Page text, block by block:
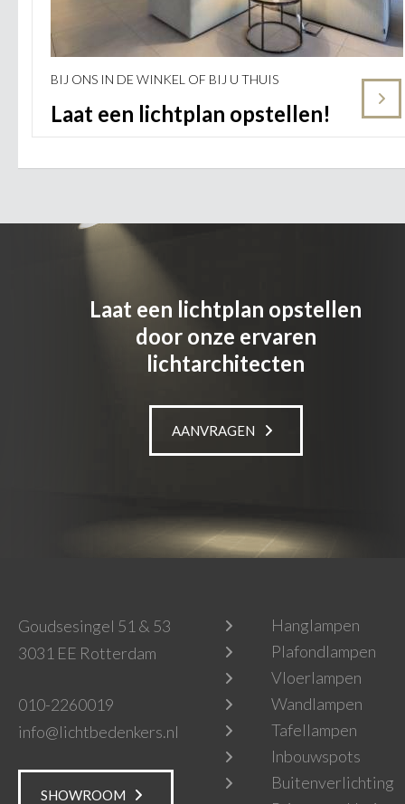
BIJ ONS IN DE WINKEL OF BIJ U THUIS
Laat een lichtplan opstellen!
Goudsesingel 51 & 53
3031 EE Rotterdam
010-2260019
info@lichtbedenkers.nl
SHOWROOM
Laat een lichtplan opstellen
door onze ervaren
lichtarchitecten
AANVRAGEN
Hanglampen
Plafondlampen
Vloerlampen
Wandlampen
Tafellampen
Inbouwspots
Buitenverlichting